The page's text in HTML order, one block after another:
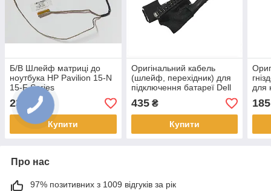
Б/В Шлейф матриці до
ноутбука HP Pavilion 15-N
15-F Series
(DD0U86LC020)
235 ₴
Купити
Оригінальний кабель
(шлейф, перехідник) для
підключення батареї Dell
Latitude E5570
(DC020027Q00, 0G6J8P)
435₴
Купити
для
BW
BR
185
Про нас
97% позитивних з 1009 відгуків за рік